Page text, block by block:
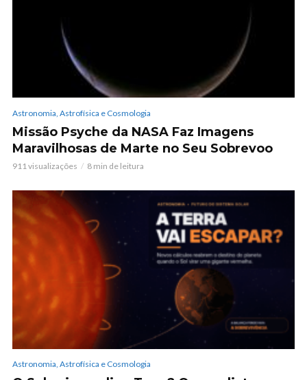
Astronomia, Astrofísica e Cosmologia
Missão Psyche da NASA Faz Imagens
Maravilhosas de Marte no Seu Sobrevoo
911 visualizações 8 min de leitura
Astronomia, Astrofísica e Cosmologia